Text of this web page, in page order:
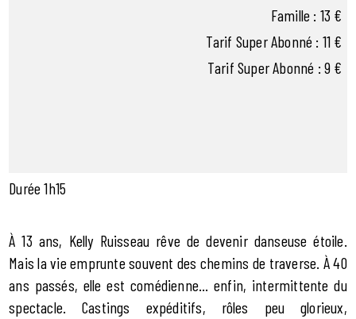
Famille : 13 €
Tarif Super Abonné : 11 €
Tarif Super Abonné : 9 €
Durée 1h15
À 13 ans, Kelly Ruisseau rêve de devenir danseuse étoile.
Mais la vie emprunte souvent des chemins de traverse. À 40
ans passés, elle est comédienne… enfin, intermittente du
spectacle. Castings expéditifs, rôles peu glorieux,